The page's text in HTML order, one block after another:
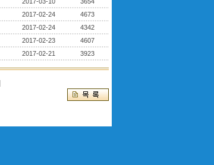
2017-02-24
4673
2017-02-24
4342
2017-02-23
4607
2017-02-21 3923